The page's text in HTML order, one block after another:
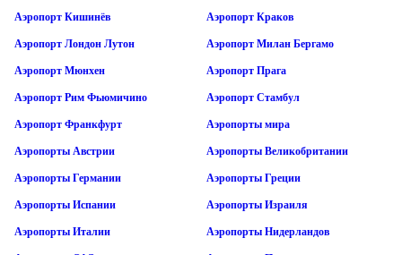
Аэропорт Кишинёв Аэропорт Краков
Аэропорт Лондон Лутон Аэропорт Милан Бергамо
Аэропорт Мюнхен Аэропорт Прага
Аэропорт Рим Фьюмичино Аэропорт Стамбул
Аэропорт Франкфурт Аэропорты мира
Аэропорты Австрии Аэропорты Великобритании
Аэропорты Германии Аэропорты Греции
Аэропорты Испании Аэропорты Израиля
Аэропорты Италии Аэропорты Нидерландов